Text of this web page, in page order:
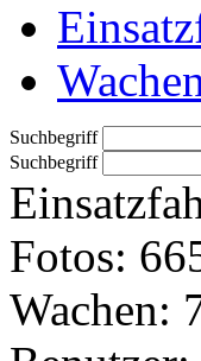
Suchbegriff
Suchbegriff
Fotos:
Wachen: